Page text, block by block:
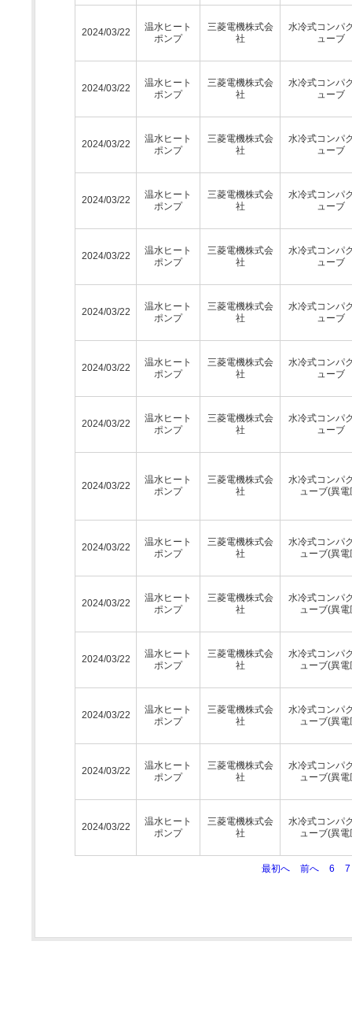
2024/03/22
温水ヒート
ポンプ
三菱電機株式会
社
水冷式コンパ
ューブ
2024/03/22
温水ヒート
ポンプ
三菱電機株式会
社
水冷式コンパ
ューブ
2024/03/22
温水ヒート
ポンプ
三菱電機株式会
社
水冷式コンパ
ューブ
2024/03/22
温水ヒート
ポンプ
三菱電機株式会
社
水冷式コンパ
ューブ
2024/03/22
温水ヒート
ポンプ
三菱電機株式会
社
水冷式コンパ
ューブ
2024/03/22
温水ヒート
ポンプ
三菱電機株式会
社
水冷式コンパ
ューブ
2024/03/22
温水ヒート
ポンプ
三菱電機株式会
社
水冷式コンパ
ューブ
2024/03/22
温水ヒート
ポンプ
三菱電機株式会
社
水冷式コンパ
ューブ
2024/03/22
温水ヒート
ポンプ
三菱電機株式会
社
水冷式コンパ
ューブ(異電
2024/03/22
温水ヒート
ポンプ
三菱電機株式会
社
水冷式コンパ
ューブ(異電
2024/03/22
温水ヒート
ポンプ
三菱電機株式会
社
水冷式コンパ
ューブ(異電
2024/03/22
温水ヒート
ポンプ
三菱電機株式会
社
水冷式コンパ
ューブ(異電
2024/03/22
温水ヒート
ポンプ
三菱電機株式会
社
水冷式コンパ
ューブ(異電
2024/03/22
温水ヒート
ポンプ
三菱電機株式会
社
水冷式コンパ
ューブ(異電
2024/03/22
温水ヒート
ポンプ
三菱電機株式会
社
水冷式コンパ
ューブ(異電
最初へ 前へ 6 7